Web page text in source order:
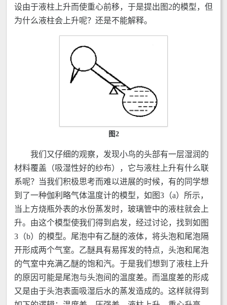
设由于液柱上升而使重心前移，于是提出图2的模型，但
为什么液柱会上升呢？还是不能解释。
图2
我们又仔细的观察，发现小鸟的头部有一层湿润的
材料覆盖（吸湿性好的纱布），它与液柱上升有什么联
系呢？当我们积极思考而难以进展的时候，有的同学想
到了一种伽利略气体温度计的模型，如图3（a）所示，
当上方烧瓶外表的水份蒸发时，玻璃管中的液柱就会上
升。由这个模型使我们得到启发，经过讨论，找到如图
3（b）的模型。尾泡中有乙醚的液体，将头泡和尾泡隔
开形成两个气室。乙醚具有易挥发的特点，头泡和尾泡
的气室中充满乙醚的饱和汽。于是我们想到了液柱上升
的原因可能是尾泡与头泡间的温度差。而温度差的形成
又是由于头泡表面吸湿后水的蒸发造成的。这样就得到